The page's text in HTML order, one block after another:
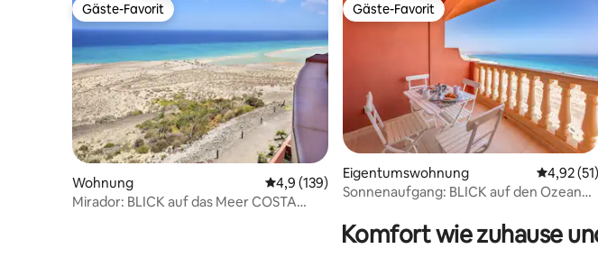
Gäste-Favorit
Gäste-Favorit
Wohnung Durchschnittliche Bewertung: 4,9 von 5, 139
4,9 (139)
Mirador: BLICK auf das Meer COSTA
Gäste-Favorit
Gäste-Favorit
Eigentumswohnung
4,92 (51)
Sonnenaufgang: BLICK auf den Ozean
Komfort wie zuhause